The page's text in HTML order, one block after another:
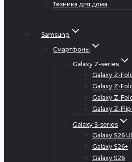
Техника для дома
Samsung
Смартфоны
Galaxy Z-series
Galaxy Z-
Galaxy Z-
Galaxy Z-
Galaxy Z-Flip
Galaxy S-series
Galaxy S26
Galaxy S26+
Galaxy S26